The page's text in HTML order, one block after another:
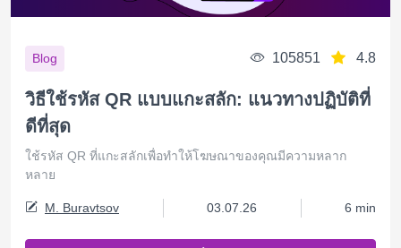
Blog 105851 4.8
วิธีใช้รหัส QR แบบแกะสลัก: แนวทางปฏิบัติที่
ดีที่สุด
ใช้รหัส QR ที่แกะสลักเพื่อทำให้โฆษณาของคุณมีความหลาก
หลาย
M. Buravtsov 03.07.26 6 min